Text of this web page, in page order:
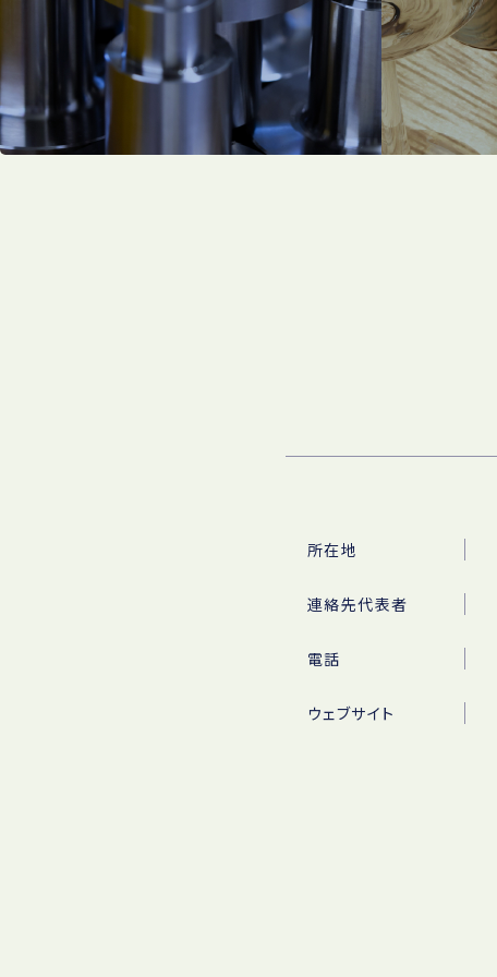
所在地
連絡先代表者
電話
ウェブサイト